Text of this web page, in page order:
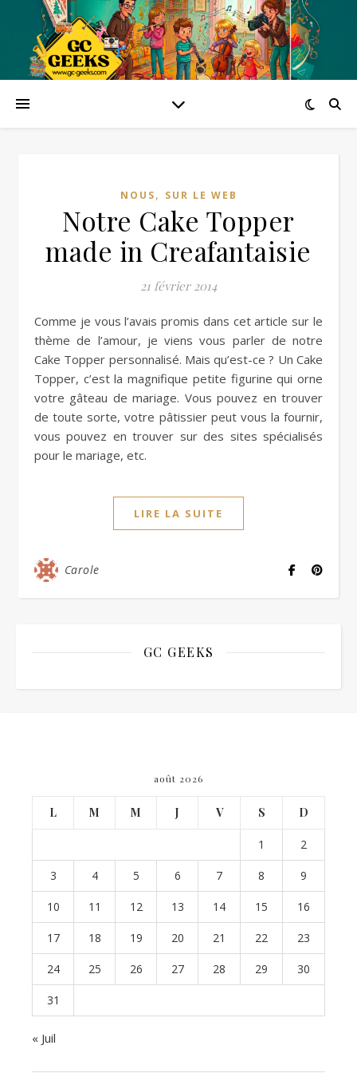
NOUS, SUR LE WEB
Notre Cake Topper
made in Creafantaisie
21 février 2014
Comme je vous l’avais promis dans cet article sur le
thème de l’amour, je viens vous parler de notre
Cake Topper personnalisé. Mais qu’est-ce ? Un Cake
Topper, c’est la magnifique petite figurine qui orne
votre gâteau de mariage. Vous pouvez en trouver
de toute sorte, votre pâtissier peut vous la fournir,
vous pouvez en trouver sur des sites spécialisés
pour le mariage, etc.
LIRE LA SUITE
Carole
GC GEEKS
août 2026
L M M J V S D
1 2
3 4 5 6 7 8 9
10 11 12 13 14 15 16
17 18 19 20 21 22 23
24 25 26 27 28 29 30
31
« Juil